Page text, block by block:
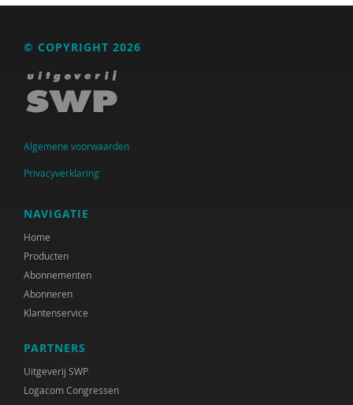
© COPYRIGHT 2026
Algemene voorwaarden
Privacyverklaring
NAVIGATIE
Home
Producten
Abonnementen
Abonneren
Klantenservice
PARTNERS
Uitgeverij SWP
Logacom Congressen